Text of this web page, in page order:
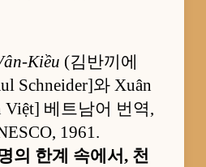
Kiều (김반끼에
Schneider]와 Xuân
Việt] 베트남어 번역,
1961.
의 한계 속에서, 천